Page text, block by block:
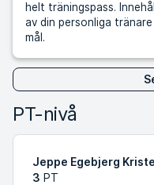
helt träningspass.
av din personliga
mål.
PT-nivå
Jeppe Egebjerg
3 PT